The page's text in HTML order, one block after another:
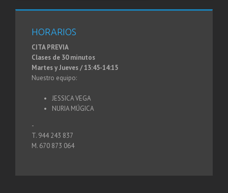
HORARIOS
CITA PREVIA
Clases de 30 minutos
Martes y Jueves / 13:45-14:15
Nuestro equipo:
JESSICA VEGA
NURIA MÚGICA
-
T. 944 243 837
M. 670 873 064